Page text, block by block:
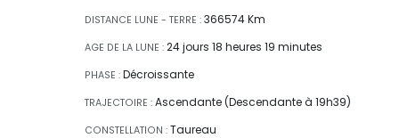
DISTANCE LUNE - TERRE : 366574 Km
AGE DE LA LUNE : 24 jours 18 heures 19 minutes
PHASE : Décroissante
TRAJECTOIRE : Ascendante (Descendante à 19h39)
CONSTELLATION : Taureau